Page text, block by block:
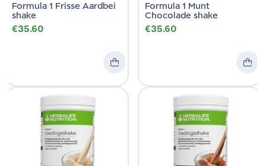
Formula 1 Frisse Aardbei
shake
€35.60
Formula 1 Munt
Chocolade shake
€35.60